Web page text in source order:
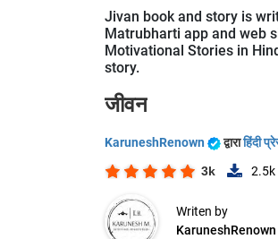
Jivan book and story is
Matrubharti app and web
Motivational Stories in
story.
जीवन
KaruneshRenown द्वाराहिंदी
3k 2.5k
Writen by
KaruneshRenown